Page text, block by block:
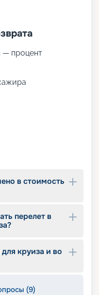
— процент
в стоимость
перелет в
круиза и во
(9)